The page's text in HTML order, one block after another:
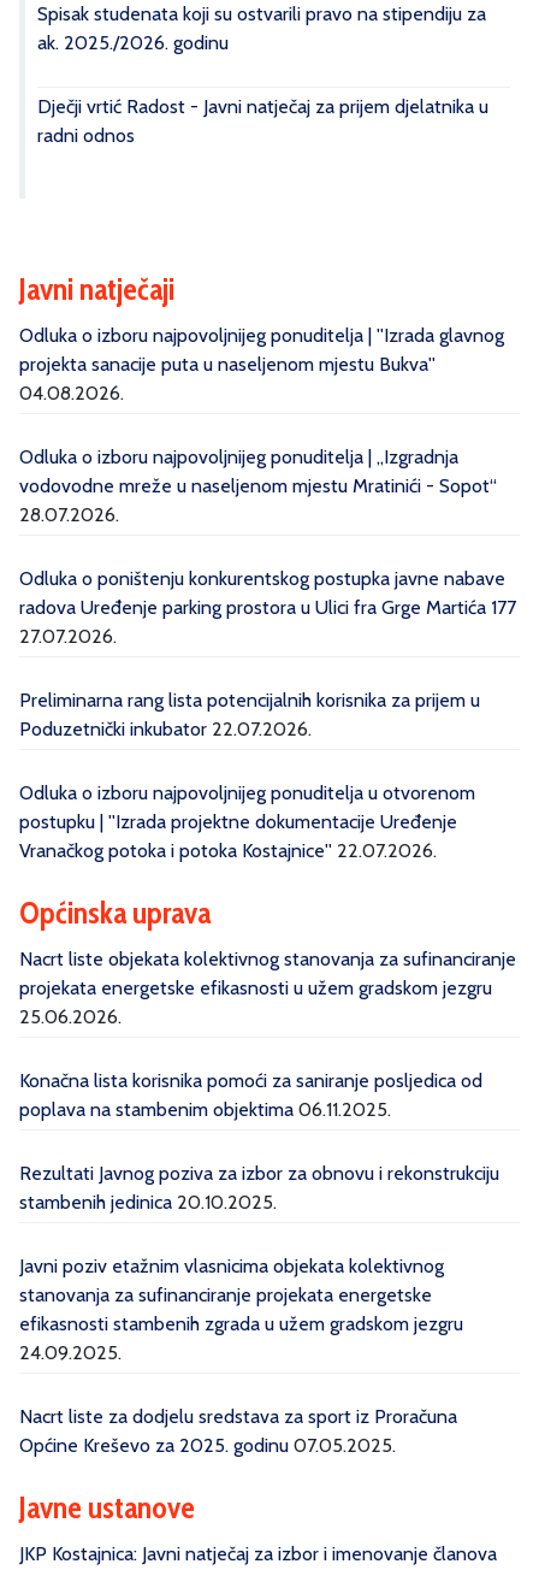
Spisak studenata koji su ostvarili pravo na stipendiju za
ak. 2025./2026. godinu
Dječji vrtić Radost - Javni natječaj za prijem djelatnika u
radni odnos
Javni natječaji
Odluka o izboru najpovoljnijeg ponuditelja | ''Izrada glavnog
projekta sanacije puta u naseljenom mjestu Bukva''
04.08.2026.
Odluka o izboru najpovoljnijeg ponuditelja | „Izgradnja
vodovodne mreže u naseljenom mjestu Mratinići - Sopot“
28.07.2026.
Odluka o poništenju konkurentskog postupka javne nabave
radova Uređenje parking prostora u Ulici fra Grge Martića 177
27.07.2026.
Preliminarna rang lista potencijalnih korisnika za prijem u
Poduzetnički inkubator 22.07.2026.
Odluka o izboru najpovoljnijeg ponuditelja u otvorenom
postupku | ''Izrada projektne dokumentacije Uređenje
Vranačkog potoka i potoka Kostajnice'' 22.07.2026.
Općinska uprava
Nacrt liste objekata kolektivnog stanovanja za sufinanciranje
projekata energetske efikasnosti u užem gradskom jezgru
25.06.2026.
Konačna lista korisnika pomoći za saniranje posljedica od
poplava na stambenim objektima 06.11.2025.
Rezultati Javnog poziva za izbor za obnovu i rekonstrukciju
stambenih jedinica 20.10.2025.
Javni poziv etažnim vlasnicima objekata kolektivnog
stanovanja za sufinanciranje projekata energetske
efikasnosti stambenih zgrada u užem gradskom jezgru
24.09.2025.
Nacrt liste za dodjelu sredstava za sport iz Proračuna
Općine Kreševo za 2025. godinu 07.05.2025.
Javne ustanove
JKP Kostajnica: Javni natječaj za izbor i imenovanje članova